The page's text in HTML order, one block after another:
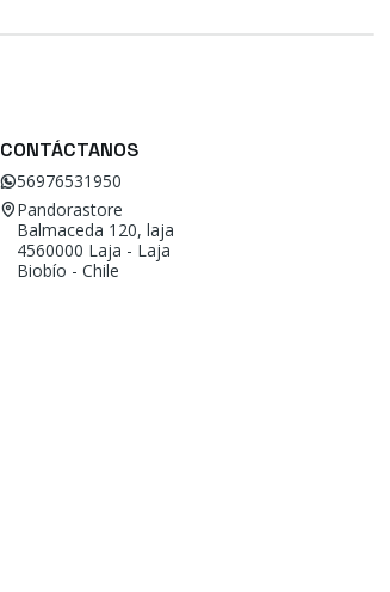
CONTÁCTANOS
56976531950
Pandorastore
Balmaceda 120, laja
4560000 Laja - Laja
Biobío - Chile